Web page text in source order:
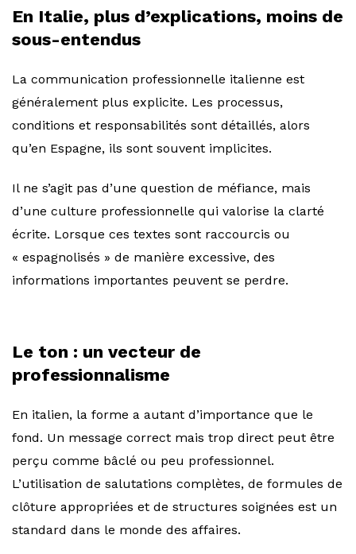
En Italie, plus d’explications, moins de
sous-entendus
La communication professionnelle italienne est
généralement plus explicite. Les processus,
conditions et responsabilités sont détaillés, alors
qu’en Espagne, ils sont souvent implicites.
Il ne s’agit pas d’une question de méfiance, mais
d’une culture professionnelle qui valorise la clarté
écrite. Lorsque ces textes sont raccourcis ou
« espagnolisés » de manière excessive, des
informations importantes peuvent se perdre.
Le ton : un vecteur de
professionnalisme
En italien, la forme a autant d’importance que le
fond. Un message correct mais trop direct peut être
perçu comme bâclé ou peu professionnel.
L’utilisation de salutations complètes, de formules de
clôture appropriées et de structures soignées est un
standard dans le monde des affaires.